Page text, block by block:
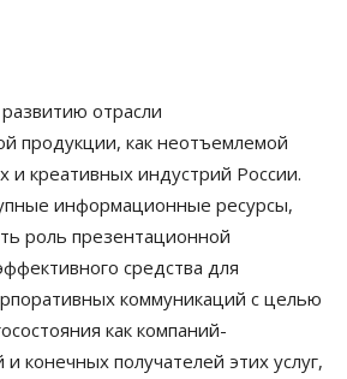
отрасли
продукции, как неотъемлемой
и креативных индустрий России.
информационные ресурсы,
роль презентационной
средства для
коммуникаций с целью
как компаний-
конечных получателей этих услуг,